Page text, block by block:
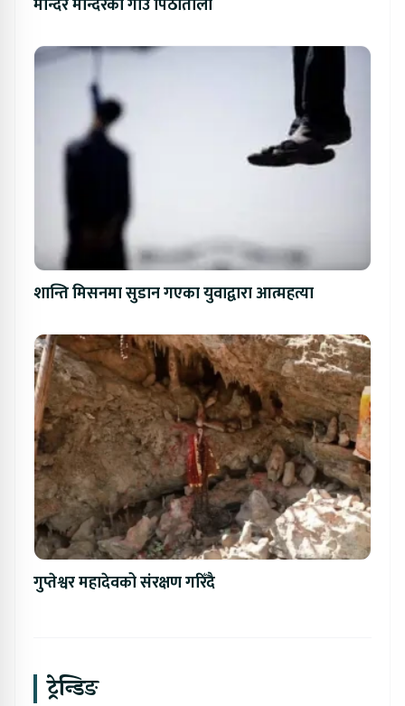
शान्ति मिसनमा सुडान गएका युवाद्वारा आत्महत्या
गुप्तेश्वर महादेवको संरक्षण गरिँदै
ट्रेन्डिङ